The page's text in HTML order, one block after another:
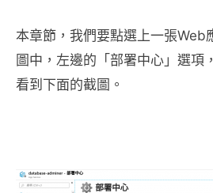
本章節，我們要點選上一張Web
圖中，左邊的「部署中心」選項
看到下面的截圖。